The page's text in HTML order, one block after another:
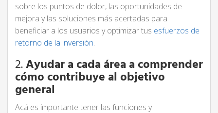
sobre los puntos de dolor, las oportunidades de
mejora y las soluciones más acertadas para
beneficiar a los usuarios y optimizar tus esfuerzos de
retorno de la inversión.
2.Ayudar a cada área a comprender
cómo contribuye al objetivo
general
Acá es importante tener las funciones y